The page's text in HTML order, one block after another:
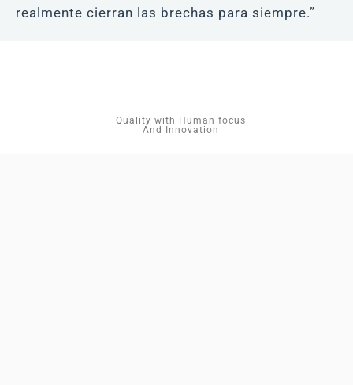
realmente cierran las brechas para siempre.”
Quality with Human focus
And Innovation